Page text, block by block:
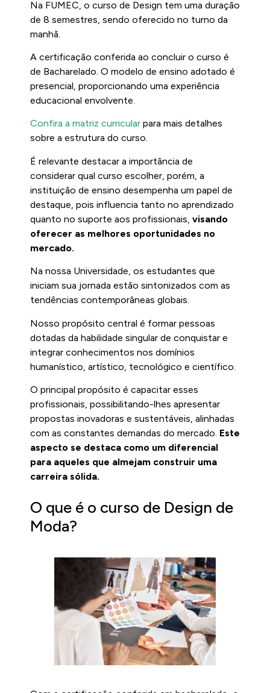
Na FUMEC, o curso de Design tem uma duração
de 8 semestres, sendo oferecido no turno da
manhã.
A certificação conferida ao concluir o curso é
de Bacharelado. O modelo de ensino adotado é
presencial, proporcionando uma experiência
educacional envolvente.
Confira a matriz curricular para mais detalhes
sobre a estrutura do curso.
É relevante destacar a importância de
considerar qual curso escolher, porém, a
instituição de ensino desempenha um papel de
destaque, pois influencia tanto no aprendizado
quanto no suporte aos profissionais, visando
oferecer as melhores oportunidades no
mercado.
Na nossa Universidade, os estudantes que
iniciam sua jornada estão sintonizados com as
tendências contemporâneas globais.
Nosso propósito central é formar pessoas
dotadas da habilidade singular de conquistar e
integrar conhecimentos nos domínios
humanístico, artístico, tecnológico e científico.
O principal propósito é capacitar esses
profissionais, possibilitando-lhes apresentar
propostas inovadoras e sustentáveis, alinhadas
com as constantes demandas do mercado. Este
aspecto se destaca como um diferencial
para aqueles que almejam construir uma
carreira sólida.
O que é o curso de Design de
Moda?